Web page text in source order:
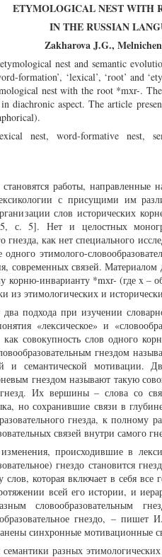
ETYMOLOGICAL NEST WITH
IN THE RUSSIAN
Zakharova J.G.,
nest and semantic
formation’, ‘lexical’, ‘root’ and
nest with the root *mхr-.
diachronic aspect. The article
nest, word-formative nest,
работы, направленные
с присущими им
слов исторических
с. 5]. Нет и целостных
гнезда, как нет специального
этимолого-
современных связей.
корню-инварианту *mхr- (где x –
этимологических и
два подхода при изучении
«лексическое» и
как совокупность слов одного
гнездом
и семантической мотивации.
гнездом называют такую
гнезд. Их вершины – слова со
но сохранившие связи в
гнезда, к полному
связей внутри самого
происходившие в
гнездо становится
которая включает в себя все
всей его истории, и
словообразовательным
гнездо, – пишет
синхронные мотивационные
разных